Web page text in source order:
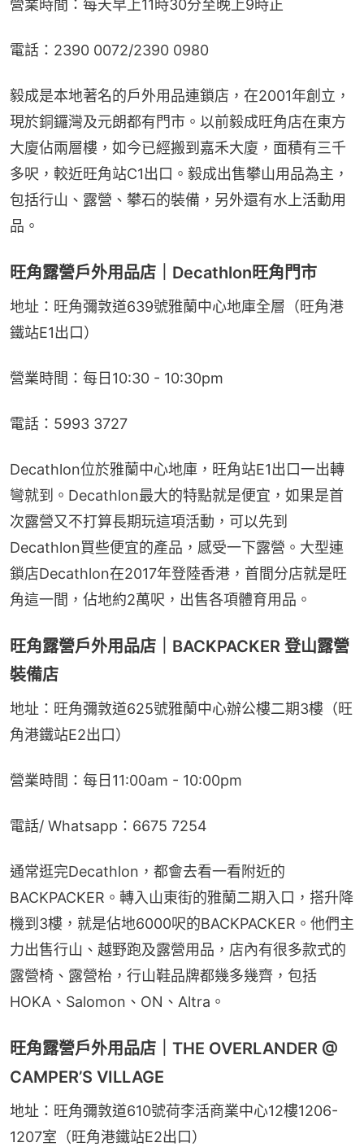
營業時間：每天早上11時30分至晚上9時正
電話：2390 0072/2390 0980
毅成是本地著名的戶外用品連鎖店，在2001年創立，
現於銅鑼灣及元朗都有門市。以前毅成旺角店在東方
大廈佔兩層樓，如今已經搬到嘉禾大廈，面積有三千
多呎，較近旺角站C1出口。毅成出售攀山用品為主，
包括行山、露營、攀石的裝備，另外還有水上活動用
品。
旺角露營戶外用品店｜Decathlon旺角門市
地址：旺角彌敦道639號雅蘭中心地庫全層（旺角港
鐵站E1出口）
營業時間：每日10:30 - 10:30pm
電話：5993 3727
Decathlon位於雅蘭中心地庫，旺角站E1出口一出轉
彎就到。Decathlon最大的特點就是便宜，如果是首
次露營又不打算長期玩這項活動，可以先到
Decathlon買些便宜的產品，感受一下露營。大型連
鎖店Decathlon在2017年登陸香港，首間分店就是旺
角這一間，佔地約2萬呎，出售各項體育用品。
旺角露營戶外用品店｜BACKPACKER 登山露營
裝備店
地址：旺角彌敦道625號雅蘭中心辦公樓二期3樓（旺
角港鐵站E2出口）
營業時間：每日11:00am - 10:00pm
電話/ Whatsapp：6675 7254
通常逛完Decathlon，都會去看一看附近的
BACKPACKER。轉入山東街的雅蘭二期入口，搭升降
機到3樓，就是佔地6000呎的BACKPACKER。他們主
力出售行山、越野跑及露營用品，店內有很多款式的
露營椅、露營枱，行山鞋品牌都幾多幾齊，包括
HOKA、Salomon、ON、Altra。
旺角露營戶外用品店｜THE OVERLANDER @
CAMPER’S VILLAGE
地址：旺角彌敦道610號荷李活商業中心12樓1206-
1207室（旺角港鐵站E2出口）